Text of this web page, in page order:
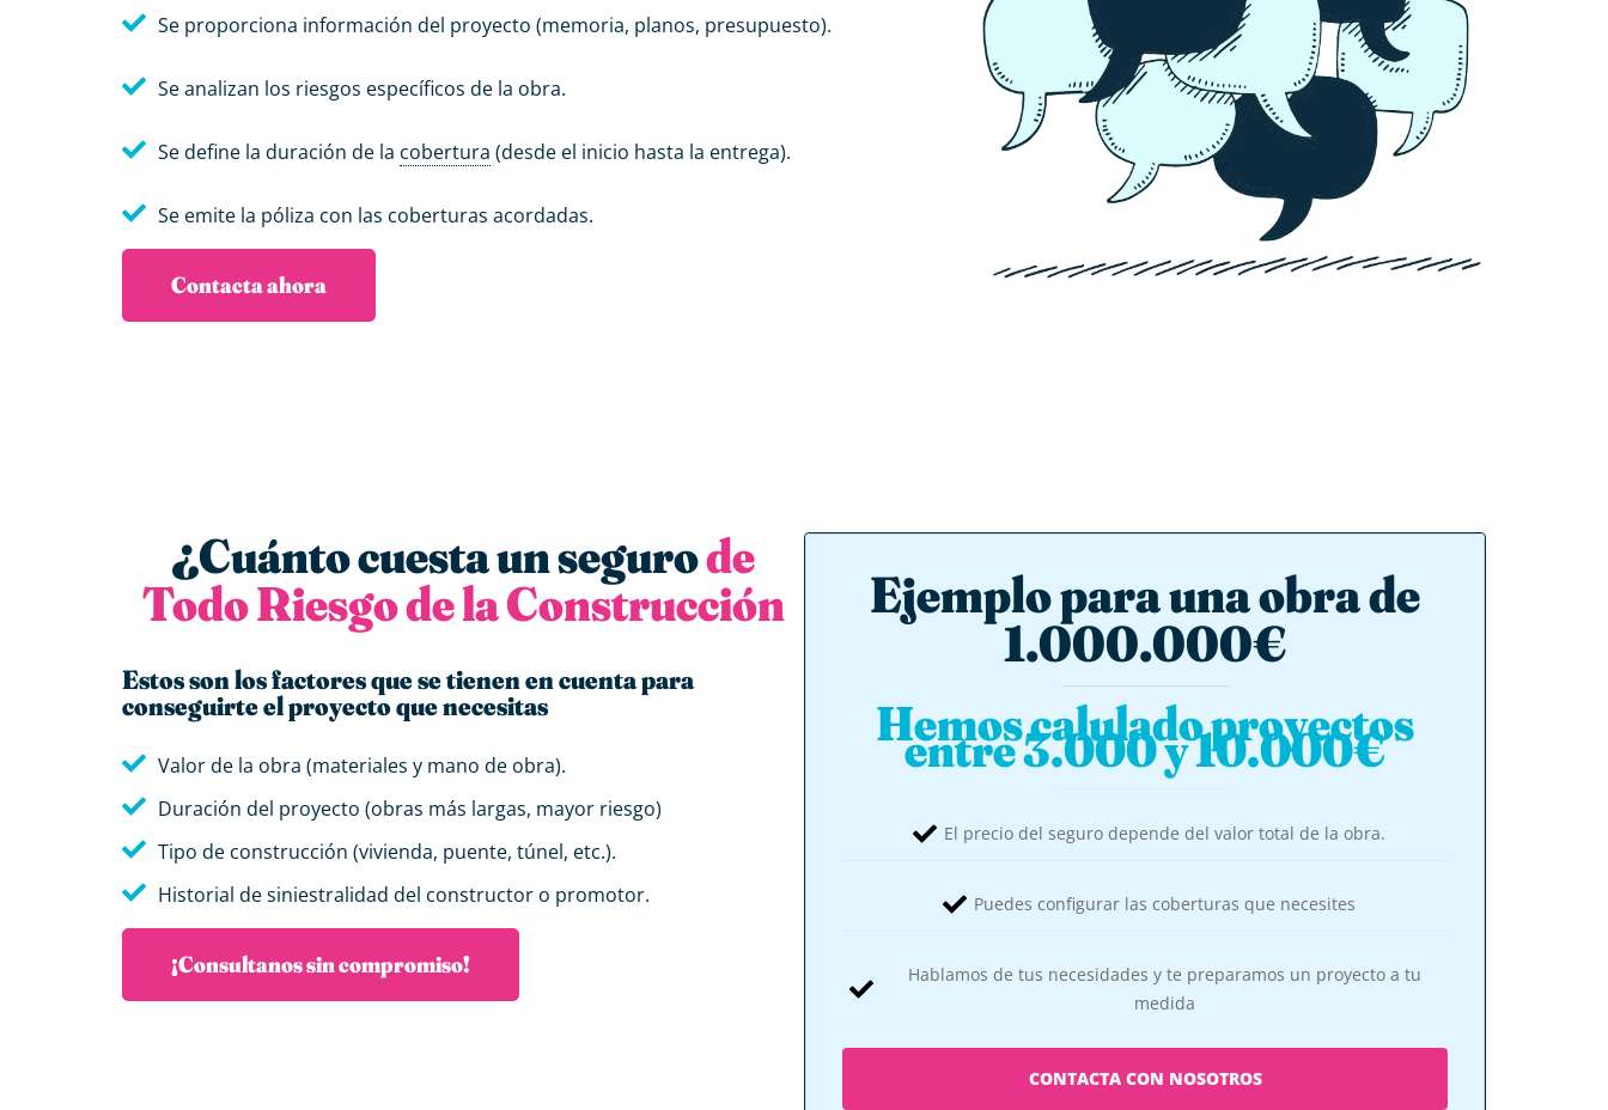
Se proporciona información del proyecto (memoria, planos, presupuesto).
Se analizan los riesgos específicos de la obra.
Se define la duración de la cobertura (desde el inicio hasta la entrega).
Se emite la póliza con las coberturas acordadas.
Contacta ahora
¿Cuánto cuesta un segurode
Todo Riesgo de la Construcción
Estos son los factores que se tienen en cuenta para
conseguirte el proyecto que necesitas
Valor de la obra (materiales y mano de obra).
Duración del proyecto (obras más largas, mayor riesgo)
Tipo de construcción (vivienda, puente, túnel, etc.).
Historial de siniestralidad del constructor o promotor.
¡Consultanos sin compromiso!
Ejemplo para una obra de
1.000.000€
Hemos calulado proyectos
entre 3.000 y 10.000€
El precio del seguro depende del valor total de la obra.
Puedes configurar las coberturas que necesites
Hablamos de tus necesidades y te preparamos un proyecto a tu
medida
CONTACTA CON NOSOTROS